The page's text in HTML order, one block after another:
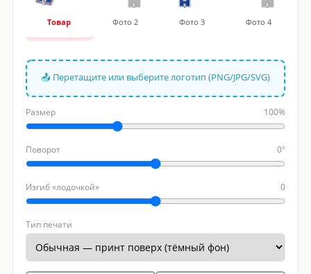
Товар Фото 2 Фото 3 Фото 4
📤 Перетащите или выберите логотип (PNG/JPG/SVG)
Размер 100%
Поворот 0°
Изгиб «лодочкой» 0
Тип печати